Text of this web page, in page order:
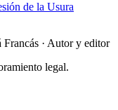
de la Usura
· Autor y editor
legal.